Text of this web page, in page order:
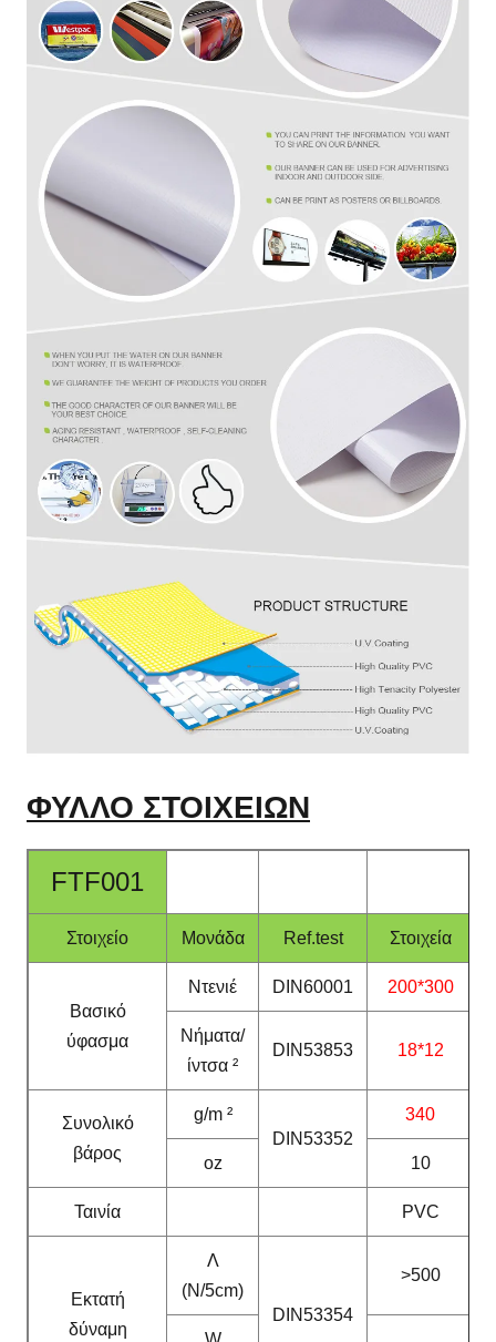
ΦΥΛΛΟ ΣΤΟΙΧΕΙΩΝ
FTF001
Στοιχείο Μονάδα Ref.test Στοιχεία
Βασικό
ύφασμα
Ντενιέ DIN60001 200*300
Νήματα/
ίντσα ²
DIN53853 18*12
Συνολικό
βάρος
g/m ²
DIN53352
340
oz 10
Ταινία PVC
Εκτατή
δύναμη
Λ
(N/5cm)
DIN53354
>500